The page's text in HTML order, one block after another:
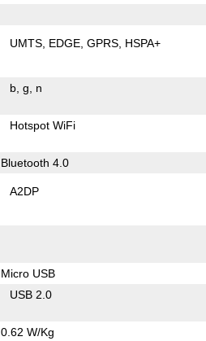
UMTS EDGE GPRS HSPA+
b g n
Hotspot WiFi
Bluetooth 4.0
A2DP
Micro USB
USB 2.0
0.62 W/Kg